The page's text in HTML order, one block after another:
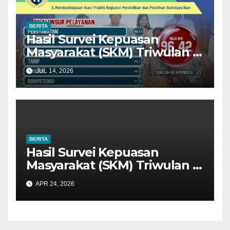
BERITA
Hasil Survei Kepuasan
Masyarakat (SKM) Triwulan II
Tahun 2026: Tingkat Kualitas
Pelayanan Sangat Baik
JUL 14, 2026
BERITA
Hasil Survei Kepuasan
Masyarakat (SKM) Triwulan I
Tahun 2026: Tingkat Kualitas
Pelayanan Sangat Baik
APR 24, 2026